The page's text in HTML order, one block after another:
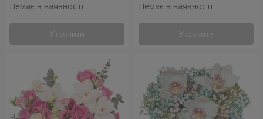
Немає в наявності
Уточнити
Немає в наявності
Уточнити